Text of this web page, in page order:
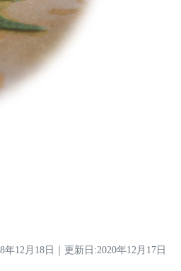
年12月18日 更新日:2020年12月17日